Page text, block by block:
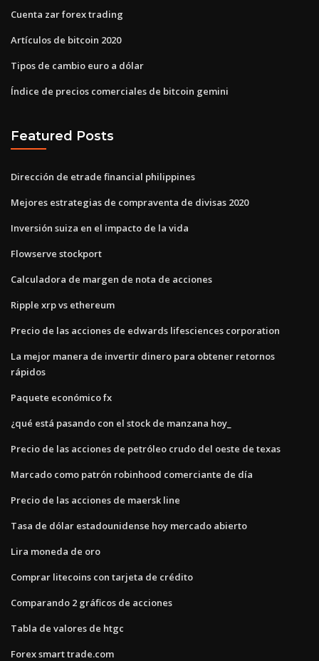
Cuenta zar forex trading
Artículos de bitcoin 2020
Tipos de cambio euro a dólar
Índice de precios comerciales de bitcoin gemini
Featured Posts
Dirección de etrade financial philippines
Mejores estrategias de compraventa de divisas 2020
Inversión suiza en el impacto de la vida
Flowserve stockport
Calculadora de margen de nota de acciones
Ripple xrp vs ethereum
Precio de las acciones de edwards lifesciences corporation
La mejor manera de invertir dinero para obtener retornos
rápidos
Paquete económico fx
¿qué está pasando con el stock de manzana hoy_
Precio de las acciones de petróleo crudo del oeste de texas
Marcado como patrón robinhood comerciante de día
Precio de las acciones de maersk line
Tasa de dólar estadounidense hoy mercado abierto
Lira moneda de oro
Comprar litecoins con tarjeta de crédito
Comparando 2 gráficos de acciones
Tabla de valores de htgc
Forex smart trade.com